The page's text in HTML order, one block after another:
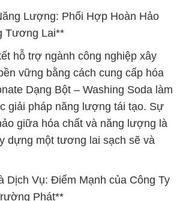
Lượng: Phối Hợp Hoàn Hảo
Tương Lai**
hỗ trợ ngành công nghiệp xây
vững bằng cách cung cấp hóa
Dạng Bột – Washing Soda làm
giải pháp năng lượng tái tạo. Sự
giữa hóa chất và năng lượng là
dựng một tương lai sạch sẽ và
Dịch Vụ: Điểm Mạnh của Công Ty
Phát**